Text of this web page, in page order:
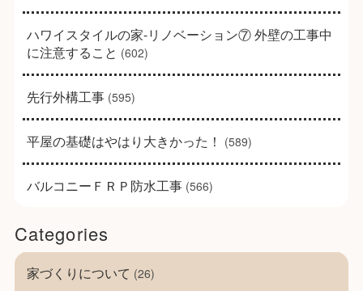
ハワイスタイルの家-リノベーション⑦ 外壁の工事中
に注意すること (602)
先行外構工事(595)
平屋の基礎はやはり大きかった！ (589)
バルコニーＦＲＰ防水工事(566)
Categories
家づくりについて (26)